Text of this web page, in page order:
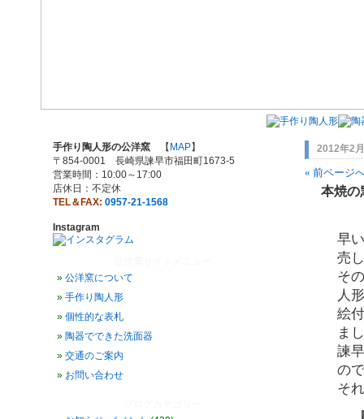
手作り陶人形の公洋窯 【 MAP】
〒854-0001 長崎県諫早市福田町1673-5
営業時間：10:00～17:00
店休日：不定休
TEL＆FAX: 0957-21-1568
Instagram
公洋窯について
手作り陶人形
個性的な表札
陶器でできた洗面器
交通のご案内
お問い合わせ
2012年2
« 前ページ
本焼の
早
売
そ
人
絵
ま
諫
の
そ